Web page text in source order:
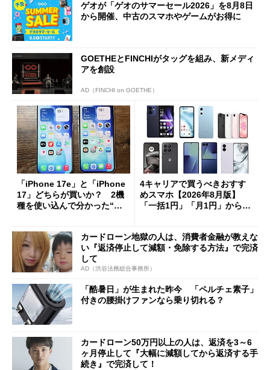
ゲオが「ゲオのサマーセール2026」を8月8日
から開催、中古のスマホやゲームがお得に
GOETHEとFINCHIがタッグを組み、新メディ
アを創設
AD（FINCHI on GOETHE）
「iPhone 17e」と「iPhone
17」どちらが買いか？ 2機
種を使い込んで分かった“ス
4キャリアで買うべきおすす
めスマホ【2026年8月版】
「一括1円」「月1円」からお
カードローン地獄の人は、消費者金融が教えな
い『返済停止して減額・免除する方法』で完済
して
AD（渋谷法務総合事務所）
「酷暑日」が生まれた昨今 「ペルチェ素子」
付きの腰掛けファンなら乗り切れる？
カードローン50万円以上の人は、返済を3～6
ヶ月停止して『大幅に減額してから返済する手
続き』で完済して！